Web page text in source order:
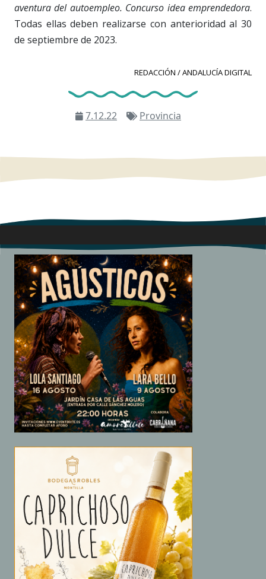
aventura del autoempleo. Concurso idea emprendedora.
Todas ellas deben realizarse con anterioridad al 30
de septiembre de 2023.
REDACCIÓN / ANDALUCÍA DIGITAL
7.12.22 Provincia